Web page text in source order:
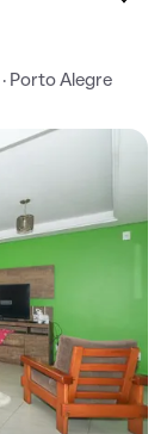
Porto Alegre